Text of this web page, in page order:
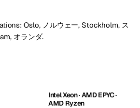
Oslo, ノルウェー, Stockholm, ス
オランダ.
Intel Xeon · AMD EPYC ·
AMD Ryzen